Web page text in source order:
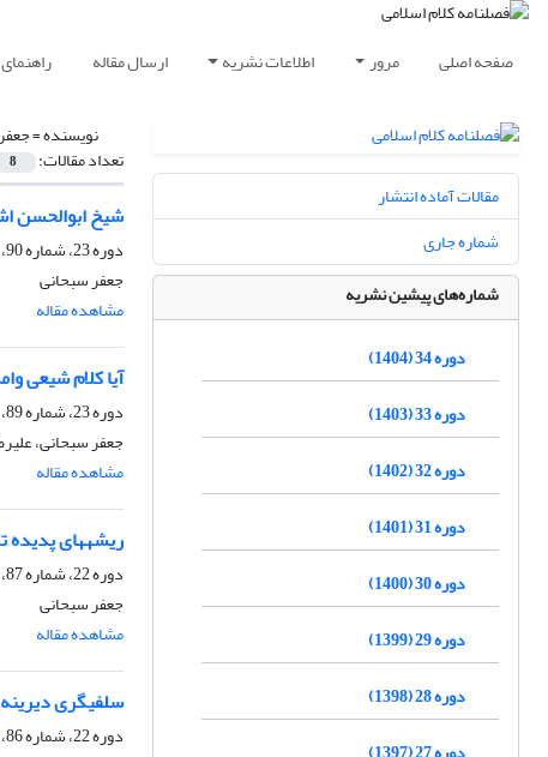
صفحه اصلی مرور اطلاعات نشریه ارسال مقاله
نویسنده =
تعداد مقالات: 8
شیخ ابوالحسن
دوره 23، شماره 90، تابستان 1393، صفحه
جعفر سبحانی
مشاهده مقاله
آیا کلام شیعى
دوره 23، شماره 89، بهار 1393، صفحه
جعفر سبحانی،
مشاهده مقاله
ریشه‏های پدیده
دوره 22، شماره 87، پاییز 1392، صفحه
جعفر سبحانی
مشاهده مقاله
سلفى‏گرى
دوره 22، شماره 86، تابستان 1392، صفحه
مقالات آماده انتشار
شماره جاری
شماره‌های پیشین نشریه
دوره 34 (1404)
دوره 33 (1403)
دوره 32 (1402)
دوره 31 (1401)
دوره 30 (1400)
دوره 29 (1399)
دوره 28 (1398)